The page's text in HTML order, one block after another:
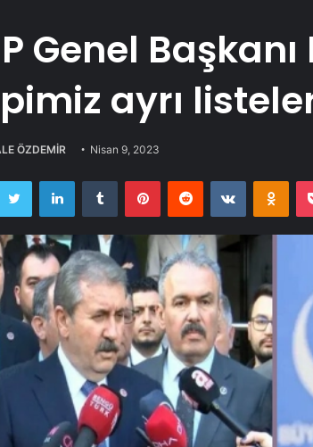
Genel
ayrı
ÖZDEMİR Nisan 9, 2023
Twitter LinkedInTumblr PinterestReddit VKontakte